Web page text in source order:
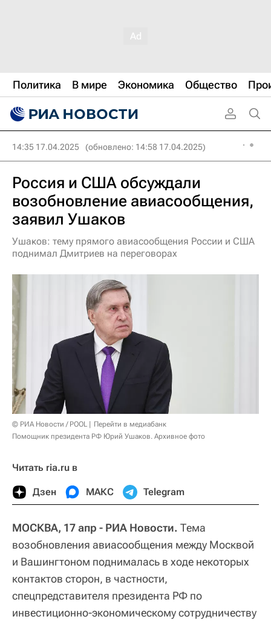
Политика В мире Экономика Общество
14:35 17.04.2025 (обновлено: 14:58 17.04.2025)
Россия и США обсуждали
возобновление авиасообщения,
заявил Ушаков
Ушаков: тему прямого авиасообщения России и США
поднимал Дмитриев на переговорах
© РИА Новости / POOL
Перейти в медиабанк
Помощник президента РФ Юрий Ушаков. Архивное фото
Читать ria.ru в
Дзен МАКС Telegram
МОСКВА, 17 апр - РИА Новости. Тема
возобновления авиасообщения между Москвой
и Вашингтоном поднималась в ходе некоторых
контактов сторон, в частности,
спецпредставителя президента РФ по
инвестиционно-экономическому сотрудничеству